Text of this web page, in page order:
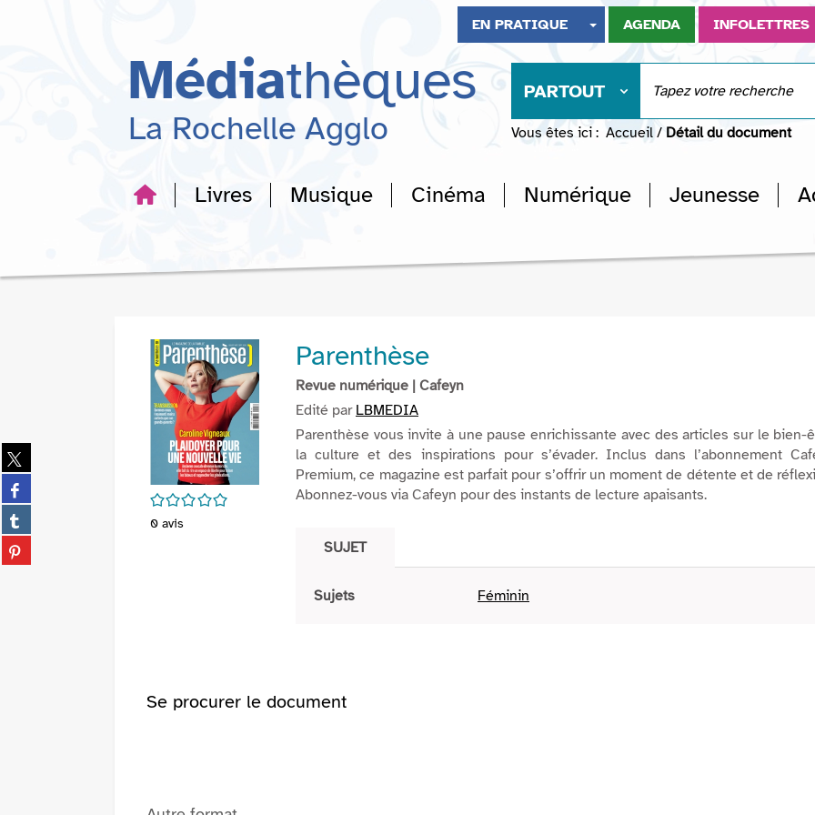
recherche
EN PRATIQUE AGENDA INFOLETTRES
Médiathèques
La Rochelle Agglo
PARTOUT
Vous êtes ici : Accueil / Détail du document
Livres Musique Cinéma Numérique Jeunesse
Partager
sur
twitter
(Nouvelle
fenêtre)
Partager
sur
facebook
(Nouvelle
fenêtre)
Partager
sur
tumblr
Partager
sur
/5
0 avis
Parenthèse
Revue numérique | Cafeyn
Edité par LBMEDIA
Parenthèse vous invite à une pause enrichissante avec des articles sur le bien-
la culture et des inspirations pour s’évader. Inclus dans l’abonnement
Premium, ce magazine est parfait pour s’offrir un moment de détente et de
Abonnez-vous via Cafeyn pour des instants de lecture apaisants.
SUJET
Sujets Féminin
Se procurer le document